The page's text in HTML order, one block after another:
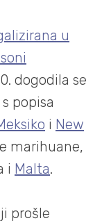
u
dogodila se
popisa
i New
marihuane,
i Malta.
prošle